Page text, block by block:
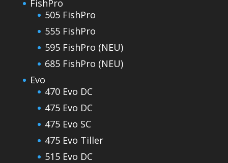
FishPro
505 FishPro
555 FishPro
595 FishPro (NEU)
685 FishPro (NEU)
Evo
470 Evo DC
475 Evo DC
475 Evo SC
475 Evo Tiller
515 Evo DC